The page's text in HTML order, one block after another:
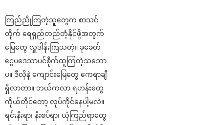
ကြည်ညိုကြတဲ့သူတွေက စာသင်
တိုက် ရေရှည်တည်တံ့နိုင်ဖို့အတွက်
မြေတွေ လှူဒါန်းကြသတဲ့။ ခုခေတ်
ငွေပဒေသာပင်စိုက်ထူကြတဲ့သဘော
ပ။ ဒီလိုနဲ့ ကျောင်းမြေတွေ ဧကရာချီ
ရှိလာတာ။ ဘယ်ကလာ ရဟန်းတွေ
ကိုယ်တိုင်တော့ လုပ်ကိုင်နေပါ့မလဲ။
ရင်းနီးရာ၊ နီးစပ်ရာ၊ ယုံကြည်ရာတွေ